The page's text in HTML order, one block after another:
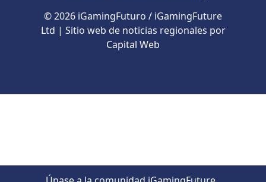
© 2026 iGamingFuturo / iGamingFuture
Ltd | Sitio web de noticias regionales por
Capital Web